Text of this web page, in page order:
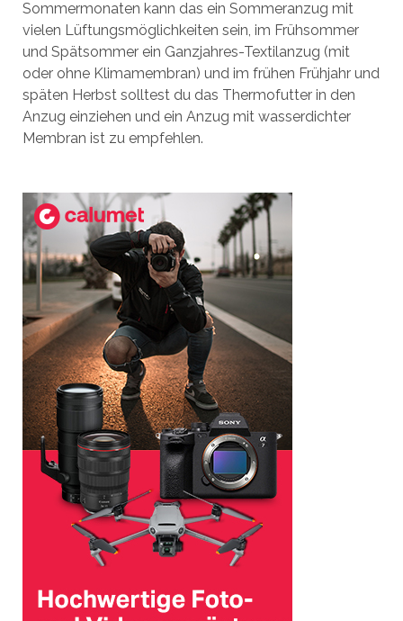
Sommermonaten kann das ein Sommeranzug mit
vielen Lüftungsmöglichkeiten sein, im Frühsommer
und Spätsommer ein Ganzjahres-Textilanzug (mit
oder ohne Klimamembran) und im frühen Frühjahr und
späten Herbst solltest du das Thermofutter in den
Anzug einziehen und ein Anzug mit wasserdichter
Membran ist zu empfehlen.